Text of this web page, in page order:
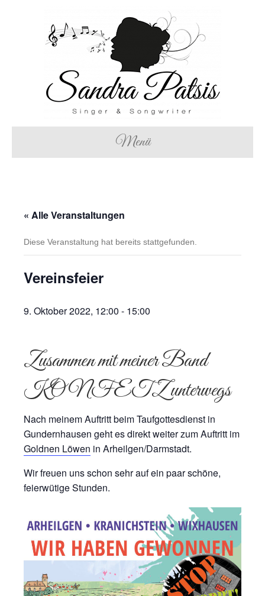
Menü
« Alle Veranstaltungen
Diese Veranstaltung hat bereits stattgefunden.
Vereinsfeier
9. Oktober 2022, 12:00 - 15:00
Zusammen mit meiner Band
KONFETZ unterwegs
Nach meinem Auftritt beim Taufgottesdienst in
Gundernhausen geht es direkt weiter zum Auftritt im
Goldnen Löwen in Arheilgen/Darmstadt.
Wir freuen uns schon sehr auf ein paar schöne,
feierwütige Stunden.